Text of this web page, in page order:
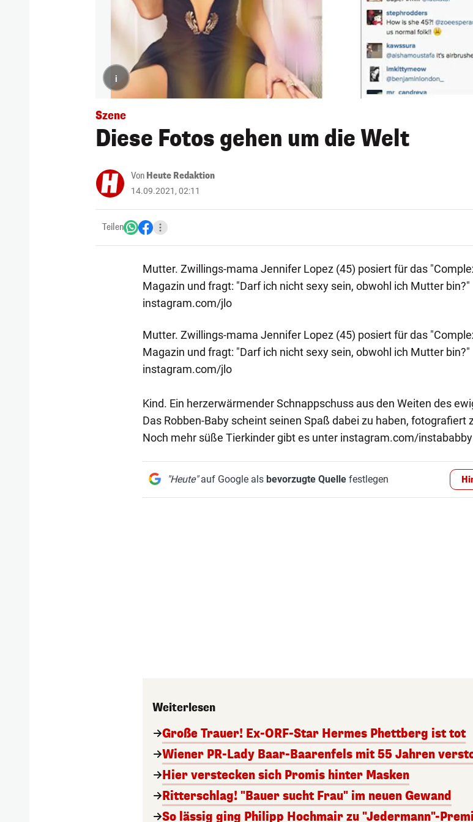
i
Szene
Diese Fotos gehen um die Welt
Von Heute Redaktion
14.09.2021, 02:11
Teilen
Mutter. Zwillings-mama Jennifer Lopez (45) posiert für das
Magazin und fragt: "Darf ich nicht sexy sein, obwohl ich Mutter bin?"
instagram.com/jlo
Mutter. Zwillings-mama Jennifer Lopez (45) posiert für das
Magazin und fragt: "Darf ich nicht sexy sein, obwohl ich Mutter bin?"
instagram.com/jlo
Kind. Ein herzerwärmender Schnappschuss aus den Weiten des
Das Robben-Baby scheint seinen Spaß dabei zu haben, fotografiert
Noch mehr süße Tierkinder gibt es unter instagram.com/instababby
"Heute"auf Google als bevorzugte Quellefestlegen
Weiterlesen
Große Trauer! Ex-ORF-Star Hermes Phettberg ist tot
Wiener PR-Lady Baar-Baarenfels mit 55 Jahren
Hier verstecken sich Promis hinter Masken
Ritterschlag! "Bauer sucht Frau" im neuen Gewand
So lässig ging Philipp Hochmair zu "Jedermann"-